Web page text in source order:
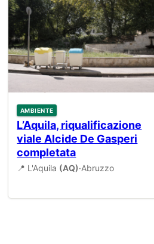
AMBIENTE
L’Aquila, riqualificazione
viale Alcide De Gasperi
completata
📍 L'Aquila (AQ)·Abruzzo